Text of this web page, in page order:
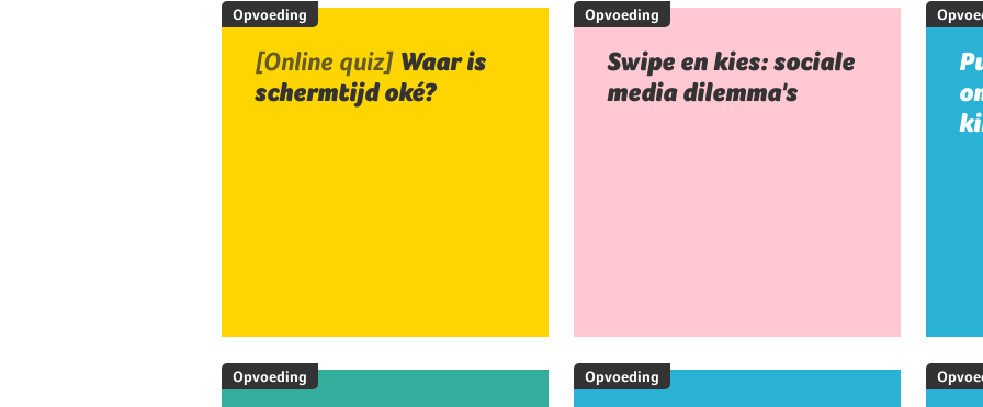
Opvoeding
[Online quiz] Waar is
schermtijd oké?
Opvoeding
Swipe en kies: sociale
media dilemma's
Opvoeding Opvoeding